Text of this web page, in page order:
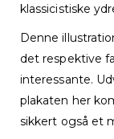
klassicistiske
Denne
det respektive
interessante.
plakaten her
sikkert også et